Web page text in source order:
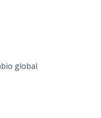
global